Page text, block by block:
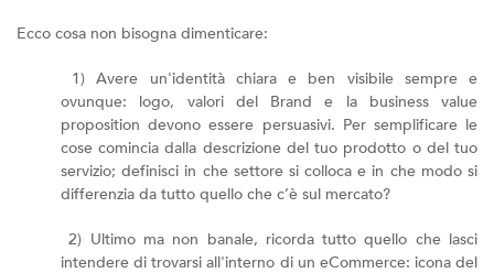
Ecco cosa non bisogna dimenticare:
1) Avere un'identità chiara e ben visibile sempre e
ovunque: logo, valori del Brand e la business value
proposition devono essere persuasivi. Per semplificare le
cose comincia dalla descrizione del tuo prodotto o del tuo
servizio; definisci in che settore si colloca e in che modo si
differenzia da tutto quello che c’è sul mercato?
2) Ultimo ma non banale, ricorda tutto quello che lasci
intendere di trovarsi all'interno di un eCommerce: icona del